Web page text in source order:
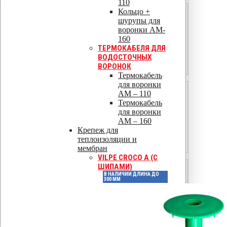
110
Кольцо +
шурупы для
воронки AM-
160
ТЕРМОКАБЕЛЯ ДЛЯ
ВОДОСТОЧНЫХ
ВОРОНОК
Термокабель
для воронки
AM – 110
Термокабель
для воронки
AM – 160
Крепеж для
теплоизоляции и
мембран
VILPE CROCO A (С
ШИПАМИ)
В НАЛИЧИИ ДЛИНА ДО
300 ММ
B (наветренная, центр)
−0,9
C (боковая, край)
−0,5
D (подветренная)